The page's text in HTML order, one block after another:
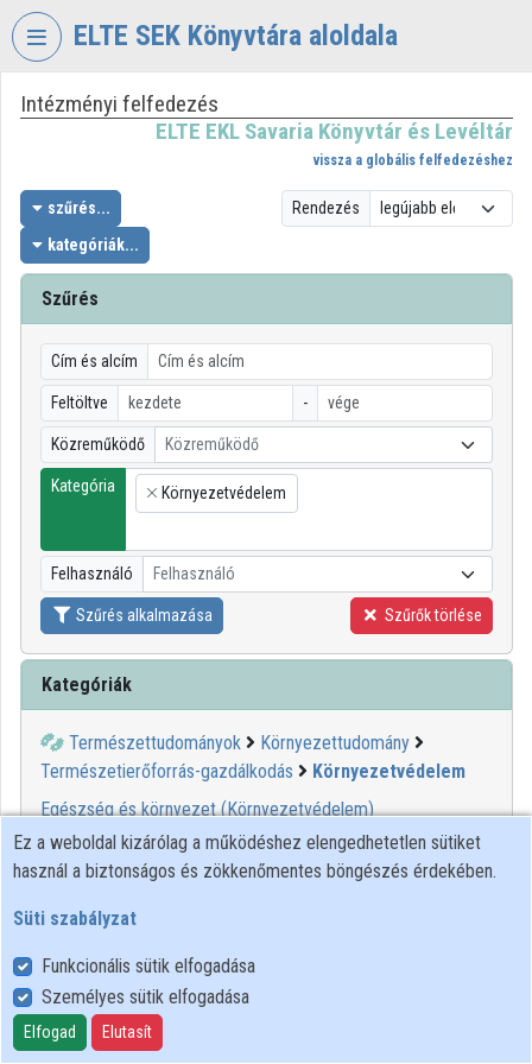
Fejléc kihagyása
ELTE SEK Könyvtára aloldala
VIDEOTORIUM
EKL
SAVARIA
KÖNYVTÁR
ÉS
LEVÉLTÁR
Intézményi kezdőlap
Bejelentkezés
Intézményi felfedezés
Intézményi listák
Intézmények
Közreműködők
Intézményi felfedezés
ELTE EKL Savaria Könyvtár és Levéltár
vissza a globális felfedezéshez
szűrés...
kategóriák...
Rendezés
Szűrés
Cím és alcím
Feltöltve -
Közreműködő Közreműködő
Kategória
×
Környezetvédelem
Felhasználó Felhasználó
Szűrés alkalmazása Szűrők törlése
Kategóriák
Természettudományok
Környezettudomány
Természetierőforrás-gazdálkodás
Környezetvédelem
Egészség és környezet (Környezetvédelem)
Épített környezet védelme
Gázkibocsátás
Ipari kockázatok
Környezet és egészség
Környezeti ártalom mérése
Környezeti hatás
Ez a weboldal kizárólag a működéshez elengedhetetlen sütiket
használ a biztonságos és zökkenőmentes böngészés érdekében.
Süti szabályzat
Funkcionális sütik elfogadása
Személyes sütik elfogadása
Elfogad Elutasít